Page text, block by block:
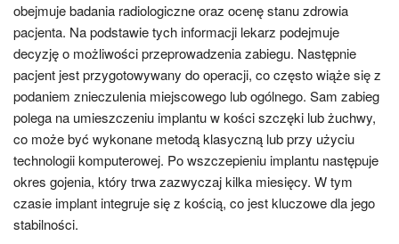
obejmuje badania radiologiczne oraz ocenę stanu zdrowia
pacjenta. Na podstawie tych informacji lekarz podejmuje
decyzję o możliwości przeprowadzenia zabiegu. Następnie
pacjent jest przygotowywany do operacji, co często wiąże się z
podaniem znieczulenia miejscowego lub ogólnego. Sam zabieg
polega na umieszczeniu implantu w kości szczęki lub żuchwy,
co może być wykonane metodą klasyczną lub przy użyciu
technologii komputerowej. Po wszczepieniu implantu następuje
okres gojenia, który trwa zazwyczaj kilka miesięcy. W tym
czasie implant integruje się z kością, co jest kluczowe dla jego
stabilności.